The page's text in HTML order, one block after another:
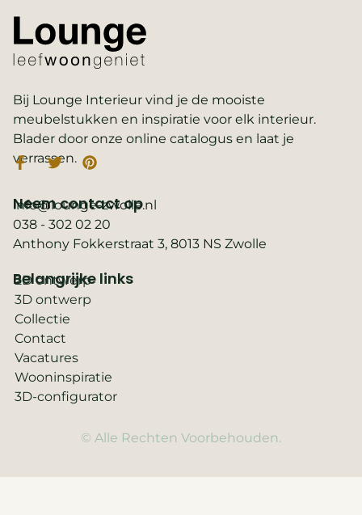
Bij Lounge Interieur vind je de mooiste
meubelstukken en inspiratie voor elk interieur.
Blader door onze online catalogus en laat je
verrassen.
Belangrijke links
2D ontwerp
3D ontwerp
Collectie
Contact
Vacatures
Wooninspiratie
3D-configurator
Neem contact op
info@lounge-zwolle.nl
038 - 302 02 20
Anthony Fokkerstraat 3, 8013 NS Zwolle
© Alle Rechten Voorbehouden.